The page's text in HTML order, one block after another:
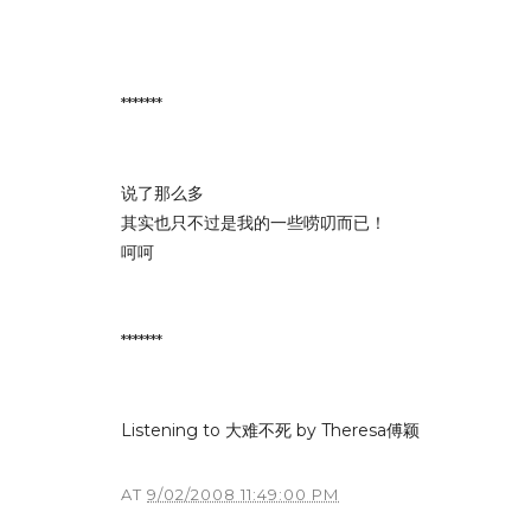
*******
说了那么多
其实也只不过是我的一些唠叨而已！
呵呵
*******
Listening to 大难不死 by Theresa傅颖
AT 9/02/2008 11:49:00 PM